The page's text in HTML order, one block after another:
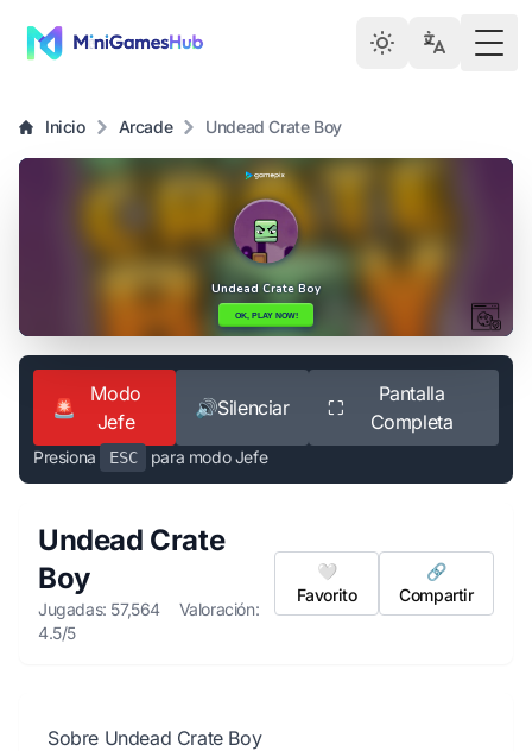
Inicio Arcade Undead Crate Boy
🚨
Modo
Jefe
🔊Silenciar ⛶
Pantalla
Completa
Presiona ESC para modo Jefe
Undead Crate
Boy
Jugadas: 57,564
Valoración:
4.5/5
🤍
Favorito
🔗
Compartir
Sobre Undead Crate Boy